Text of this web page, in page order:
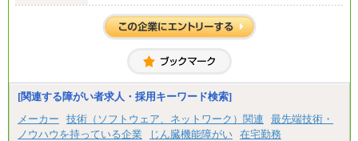
（経験・能力等を踏まえて、当社規定により支給し
ます）
[関連する障がい者求人・採用キーワード検索]
メーカー
技術（ソフトウェア、ネットワーク）関連
最先端技術・
ノウハウを持っている企業
じん臓機能障がい 在宅勤務